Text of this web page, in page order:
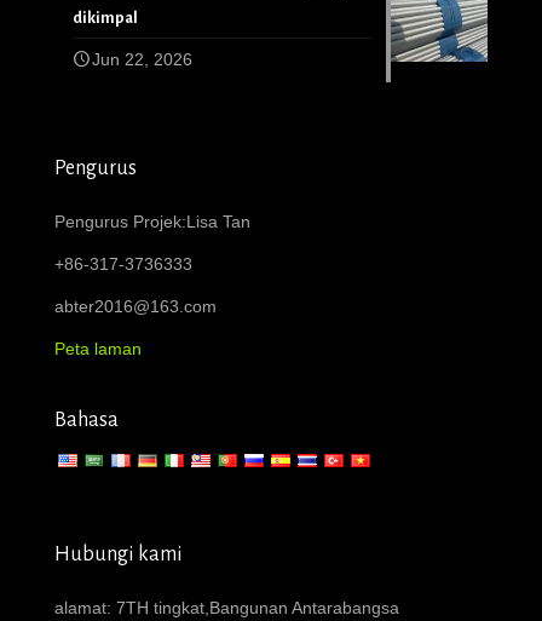
dikimpal
Jun 22, 2026
Pengurus
Pengurus Projek:Lisa Tan
+86-317-3736333
abter2016@163.com
Peta laman
Bahasa
Hubungi kami
alamat: 7TH tingkat,Bangunan Antarabangsa